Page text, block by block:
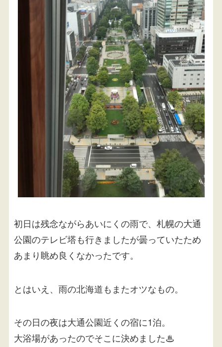
初日は残念ながらあいにくの雨で、札幌の大通
公園のテレビ塔も行きましたが曇っていたため
あまり眺め良くなかったです。
とはいえ、雨の北海道もまたオツなもの。
その日の夜は大通公園近くの宿に1泊。
大浴場があったのでそこに決めました♨